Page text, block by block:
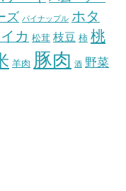
ズ パイナップル ホタ
カ 松茸 枝豆 柿 桃
羊肉 豚肉 酒 野菜